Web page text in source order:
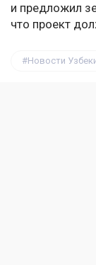
и предложил
что проект
Новости